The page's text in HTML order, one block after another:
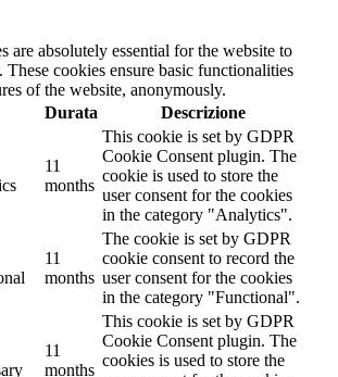
are absolutely essential for the website to
cookies ensure basic functionalities
of the website, anonymously.
Durata Descrizione
11
months
This cookie is set by GDPR
Cookie Consent plugin. The
cookie is used to store the
user consent for the cookies
in the category "Analytics".
11
months
The cookie is set by GDPR
cookie consent to record the
user consent for the cookies
in the category "Functional".
11
months
This cookie is set by GDPR
Cookie Consent plugin. The
cookies is used to store the